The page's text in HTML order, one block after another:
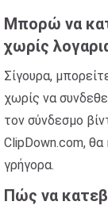
Μπορώ να
χωρίς
Σίγουρα,
χωρίς να
τον σύνδεσμο
ClipDown.com,
γρήγορα.
Πώς να